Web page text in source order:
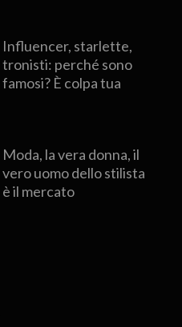
Influencer, starlette,
tronisti: perché sono
famosi? È colpa tua
Moda, la vera donna, il
vero uomo dello stilista
è il mercato